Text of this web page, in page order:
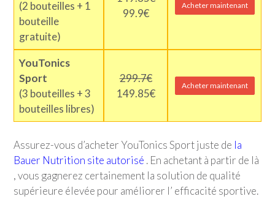
(2 bouteilles + 1
bouteille
gratuite)
99.9€
Acheter maintenant
YouTonics
Sport
(3 bouteilles + 3
bouteilles libres)
299.7€
149.85€
Acheter maintenant
Assurez-vous d’acheter YouTonics Sport juste de la
Bauer Nutrition site autorisé . En achetant à partir de là
, vous gagnerez certainement la solution de qualité
supérieure élevée pour améliorer l’ efficacité sportive.